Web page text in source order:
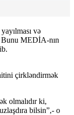
və
Bunu MEDİA-nın
çirkləndirmək
olmalıdır ki,
bilsin”,- o